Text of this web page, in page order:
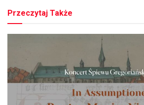
Przeczytaj Także